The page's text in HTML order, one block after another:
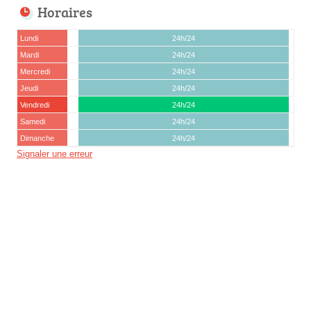
Horaires
Lundi
24h/24
Mardi
24h/24
Mercredi
24h/24
Jeudi
24h/24
Vendredi
24h/24
Samedi
24h/24
Dimanche
24h/24
Signaler une erreur